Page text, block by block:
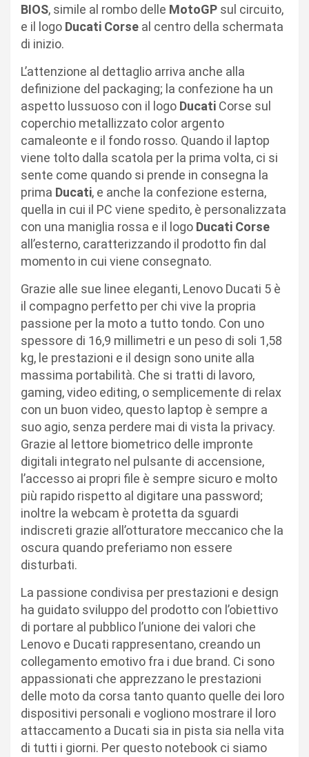
BIOS, simile al rombo delle MotoGP sul circuito,
e il logo Ducati Corse al centro della schermata
di inizio.
L’attenzione al dettaglio arriva anche alla
definizione del packaging; la confezione ha un
aspetto lussuoso con il logo Ducati Corse sul
coperchio metallizzato color argento
camaleonte e il fondo rosso. Quando il laptop
viene tolto dalla scatola per la prima volta, ci si
sente come quando si prende in consegna la
prima Ducati, e anche la confezione esterna,
quella in cui il PC viene spedito, è personalizzata
con una maniglia rossa e il logo Ducati Corse
all’esterno, caratterizzando il prodotto fin dal
momento in cui viene consegnato.
Grazie alle sue linee eleganti, Lenovo Ducati 5 è
il compagno perfetto per chi vive la propria
passione per la moto a tutto tondo. Con uno
spessore di 16,9 millimetri e un peso di soli 1,58
kg, le prestazioni e il design sono unite alla
massima portabilità. Che si tratti di lavoro,
gaming, video editing, o semplicemente di relax
con un buon video, questo laptop è sempre a
suo agio, senza perdere mai di vista la privacy.
Grazie al lettore biometrico delle impronte
digitali integrato nel pulsante di accensione,
l’accesso ai propri file è sempre sicuro e molto
più rapido rispetto al digitare una password;
inoltre la webcam è protetta da sguardi
indiscreti grazie all’otturatore meccanico che la
oscura quando preferiamo non essere
disturbati.
La passione condivisa per prestazioni e design
ha guidato sviluppo del prodotto con l’obiettivo
di portare al pubblico l’unione dei valori che
Lenovo e Ducati rappresentano, creando un
collegamento emotivo fra i due brand. Ci sono
appassionati che apprezzano le prestazioni
delle moto da corsa tanto quanto quelle dei loro
dispositivi personali e vogliono mostrare il loro
attaccamento a Ducati sia in pista sia nella vita
di tutti i giorni. Per questo notebook ci siamo